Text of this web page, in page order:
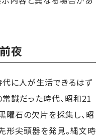
夜
代に人が生活できるはず
常識だった時代、昭和21
石の欠片を採集し、昭
形尖頭器を発見。縄文時